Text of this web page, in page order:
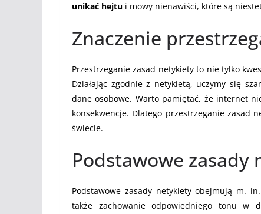
unikać hejtu i mowy nienawiści, które są
Znaczenie
Przestrzeganie zasad netykiety to nie tylko
Działając zgodnie z netykietą, uczymy się
dane osobowe. Warto pamiętać, że internet
konsekwencje. Dlatego przestrzeganie zasad
świecie.
Podstawowe zasady
Podstawowe zasady netykiety obejmują m.
także zachowanie odpowiedniego tonu w